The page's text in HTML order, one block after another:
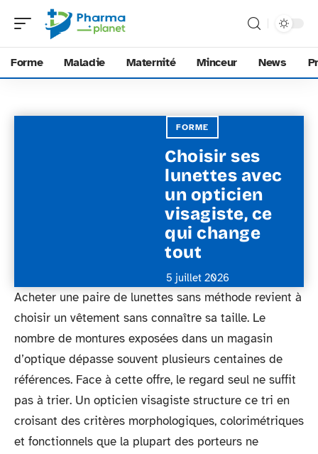
Forme Maladie Maternité Minceur News
FORME
Choisir ses
lunettes avec
un opticien
visagiste, ce
qui change
tout
5 juillet 2026
Acheter une paire de lunettes sans méthode revient à
choisir un vêtement sans connaître sa taille. Le
nombre de montures exposées dans un magasin
d’optique dépasse souvent plusieurs centaines de
références. Face à cette offre, le regard seul ne suffit
pas à trier. Un opticien visagiste structure ce tri en
croisant des critères morphologiques, colorimétriques
et fonctionnels que la plupart des porteurs ne